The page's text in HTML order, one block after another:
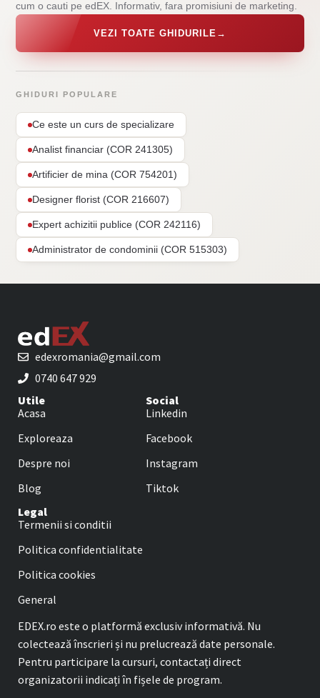
cum o cauti pe edEX. Informativ, fara promisiuni de marketing.
VEZI TOATE GHIDURILE →
GHIDURI POPULARE
Ce este un curs de specializare
Analist financiar (COR 241305)
Artificier de mina (COR 754201)
Designer florist (COR 216607)
Expert achizitii publice (COR 242116)
Administrator de condominii (COR 515303)
edexromania@gmail.com
0740 647 929
Utile
Acasa
Exploreaza
Despre noi
Blog
Social
Linkedin
Facebook
Instagram
Tiktok
Legal
Termenii si conditii
Politica confidentialitate
Politica cookies
General
EDEX.ro este o platformă exclusiv informativă. Nu
colectează înscrieri și nu prelucrează date personale.
Pentru participare la cursuri, contactați direct
organizatorii indicați în fișele de program.